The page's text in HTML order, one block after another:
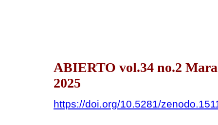
ABIERTO vol.34 no.2
2025
https://doi.org/10.5281/